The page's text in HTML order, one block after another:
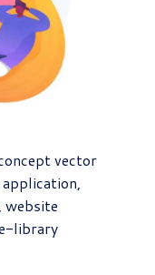
vector
website
library